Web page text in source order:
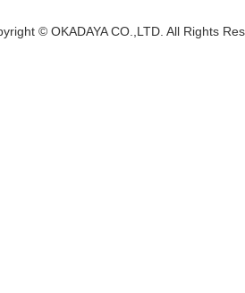
© OKADAYA CO.,LTD. All Rights